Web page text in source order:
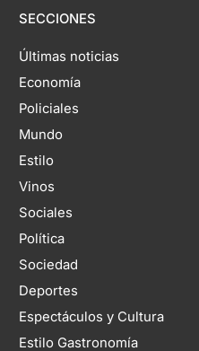
SECCIONES
Últimas noticias
Economía
Policiales
Mundo
Estilo
Vinos
Sociales
Política
Sociedad
Deportes
Espectáculos y Cultura
Estilo Gastronomía